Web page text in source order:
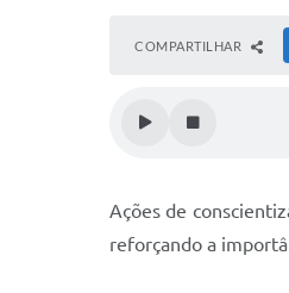
COMPARTILHAR
Ações de
reforçando a